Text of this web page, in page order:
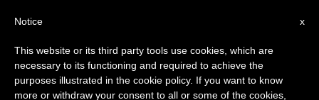
GIORNO
x
Notice
This website or its third party tools use cookies, which are
necessary to its functioning and required to achieve the
purposes illustrated in the cookie policy. If you want to know
more or withdraw your consent to all or some of the cookies,